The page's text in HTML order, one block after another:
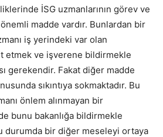
İSG uzmanlarının görev ve
madde vardır. Bunlardan bir
iş yerindeki var olan
etmek ve işverene bildirmekle
gerekendir. Fakat diğer madde
sıkıntıya sokmaktadır. Bu
önlem alınmayan bir
bunu bakanlığa bildirmekle
durumda bir diğer meseleyi ortaya